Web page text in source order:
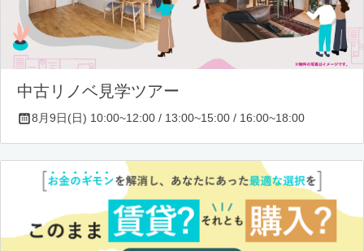
中古リノベ見学ツアー
8月9日(日) 10:00~12:00 / 13:00~15:00 / 16:00~18:00